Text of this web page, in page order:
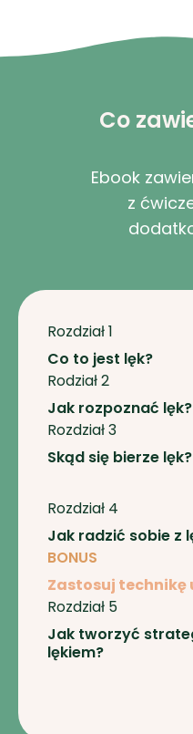
Co
Ebook
z
Rozdział 1
Co to jest lęk?
Rodział 2
Jak rozpoznać lęk?
Rozdział 3
Skąd się bierze lęk?
Rozdział 4
Jak radzić sobie z
BONUS
Zastosuj technikę
Rozdział 5
Jak tworzyć
lękiem?